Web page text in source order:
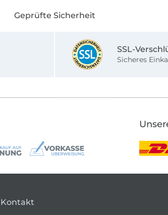
Geprüfte Sicherheit
SSL-
Sicheres
Kontakt